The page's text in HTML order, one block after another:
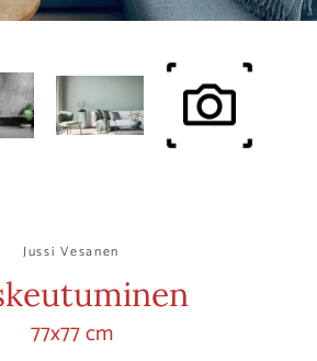
Jussi Vesanen
77x77 cm